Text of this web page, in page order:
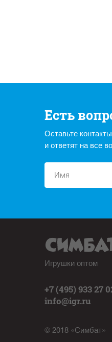
Есть
Оставьте
и ответят на все
Игрушки оптом
+7 (495) 933 27
info@igr.ru
© 2018 «Симбат»